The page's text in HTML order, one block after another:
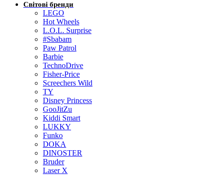
Світові бренди
LEGO
Hot Wheels
L.O.L. Surprise
#Sbabam
Paw Patrol
Barbie
TechnoDrive
Fisher-Price
Screechers Wild
TY
Disney Princess
GooJitZu
Kiddi Smart
LUKKY
Funko
DOKA
DINOSTER
Bruder
Laser X